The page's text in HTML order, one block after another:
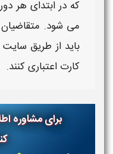
که در ابتدای هر
می‌ شود. متقاضیان
باید از طریق
کارت اعتباری کنند.
برای مشاوره